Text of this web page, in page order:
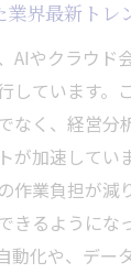
える税理士の
想がもたらす
の概要と注目
が業界にもた
改革と360構
が実現する業
考える360構
界最新トレ
AIやクラウド
しています。
なく、経営分
が加速してい
作業負担が減
きるようにな
動化や、デー